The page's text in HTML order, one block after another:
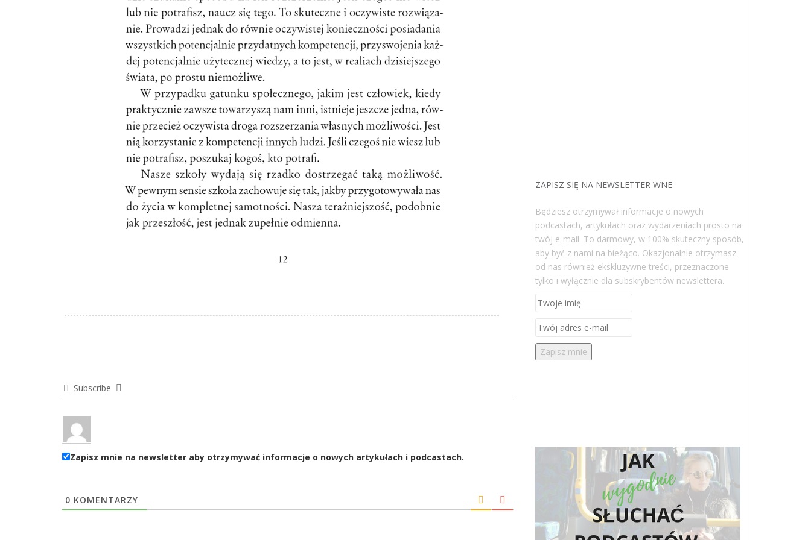
Subscribe
Zapisz mnie na newsletter aby otrzymywać informacje o nowych artykułach i podcastach.
0 KOMENTARZY
ZAPISZ SIĘ NA NEWSLETTER WNE
Będziesz otrzymywał informacje o nowych
podcastach, artykułach oraz wydarzeniach prosto na
twój e-mail. To darmowy, w 100% skuteczny sposób,
aby być z nami na bieżąco. Okazjonalnie otrzymasz
od nas również ekskluzywne treści, przeznaczone
tylko i wyłącznie dla subskrybentów newslettera.